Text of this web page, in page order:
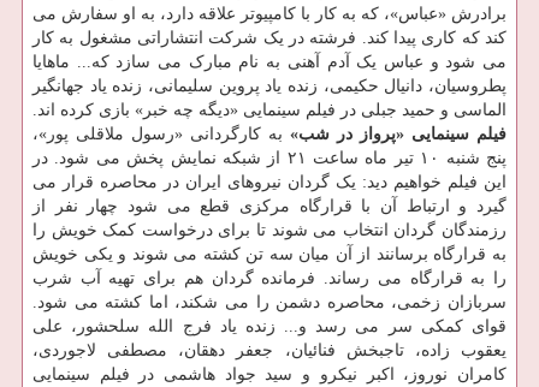
برادرش «عباس»، که به کار با کامپیوتر علاقه دارد، به او سفارش می
کند که کاری پیدا کند. فرشته در یک شرکت انتشاراتی مشغول به کار
می شود و عباس یک آدم آهنی به نام مبارک می سازد که... ماهایا
پطروسیان، دانیال حکیمی، زنده یاد پروین سلیمانی، زنده یاد جهانگیر
الماسی و حمید جبلی در فیلم سینمایی «دیگه چه خبر» بازی کرده اند.
فیلم سینمایی «پرواز در شب» به کارگردانی «رسول ملاقلی پور»،
پنج شنبه ۱۰ تیر ماه ساعت ۲۱ از شبکه نمایش پخش می شود. در
این فیلم خواهیم دید: یک گردان نیروهای ایران در محاصره قرار می
گیرد و ارتباط آن با قرارگاه مرکزی قطع می شود چهار نفر از
رزمندگان گردان انتخاب می شوند تا برای درخواست کمک خویش را
به قرارگاه برسانند از آن میان سه تن کشته می شوند و یکی خویش
را به قرارگاه می رساند. فرمانده گردان هم برای تهیه آب شرب
سربازان زخمی، محاصره دشمن را می شکند، اما کشته می شود.
قوای کمکی سر می رسد و... زنده یاد فرج الله سلحشور، علی
یعقوب زاده، تاجبخش فنائیان، جعفر دهقان، مصطفی لاجوردی،
کامران نوروز، اکبر نیکرو و سید جواد هاشمی در فیلم سینمایی